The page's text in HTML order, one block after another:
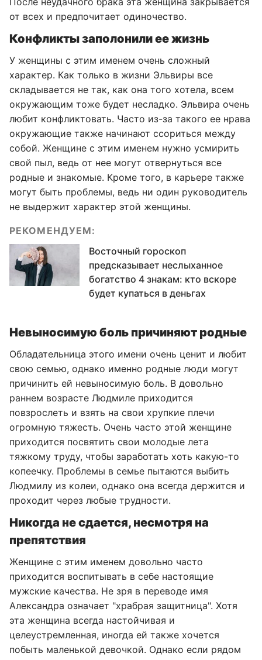
от всех и предпочитает одиночество.
Конфликты заполонили ее жизнь
У женщины с этим именем очень сложный
характер. Как только в жизни Эльвиры все
складывается не так, как она того хотела, всем
окружающим тоже будет несладко. Эльвира очень
любит конфликтовать. Часто из-за такого ее нрава
окружающие также начинают ссориться между
собой. Женщине с этим именем нужно усмирить
свой пыл, ведь от нее могут отвернуться все
родные и знакомые. Кроме того, в карьере также
могут быть проблемы, ведь ни один руководитель
не выдержит характер этой женщины.
РЕКОМЕНДУЕМ:
Восточный гороскоп
предсказывает неслыханное
богатство 4 знакам: кто вскоре
будет купаться в деньгах
Невыносимую боль причиняют родные
Обладательница этого имени очень ценит и любит
свою семью, однако именно родные люди могут
причинить ей невыносимую боль. В довольно
раннем возрасте Людмиле приходится
повзрослеть и взять на свои хрупкие плечи
огромную тяжесть. Очень часто этой женщине
приходится посвятить свои молодые лета
тяжкому труду, чтобы заработать хоть какую-то
копеечку. Проблемы в семье пытаются выбить
Людмилу из колеи, однако она всегда держится и
проходит через любые трудности.
Никогда не сдается, несмотря на
препятствия
Женщине с этим именем довольно часто
приходится воспитывать в себе настоящие
мужские качества. Не зря в переводе имя
Александра означает "храбрая защитница". Хотя
эта женщина всегда настойчивая и
целеустремленная, иногда ей также хочется
побыть маленькой девочкой. Однако если рядом